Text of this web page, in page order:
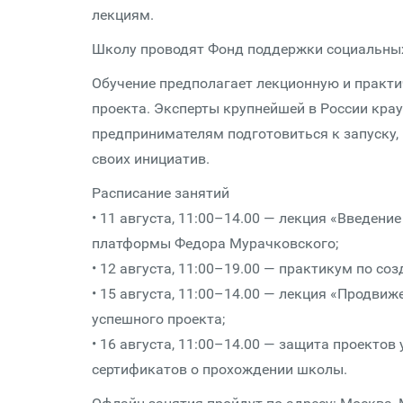
лекциям.
Школу проводят Фонд поддержки
Обучение предполагает лекционную и
проекта. Эксперты крупнейшей в России
предпринимателям подготовиться к
своих инициатив.
Расписание занятий
• 11 августа, 11:00–14.00 — лекция
платформы Федора Мурачковского;
• 12 августа, 11:00–19.00 — практикум по
• 15 августа, 11:00–14.00 — лекция
успешного проекта;
• 16 августа, 11:00–14.00 — защита
сертификатов о прохождении школы.